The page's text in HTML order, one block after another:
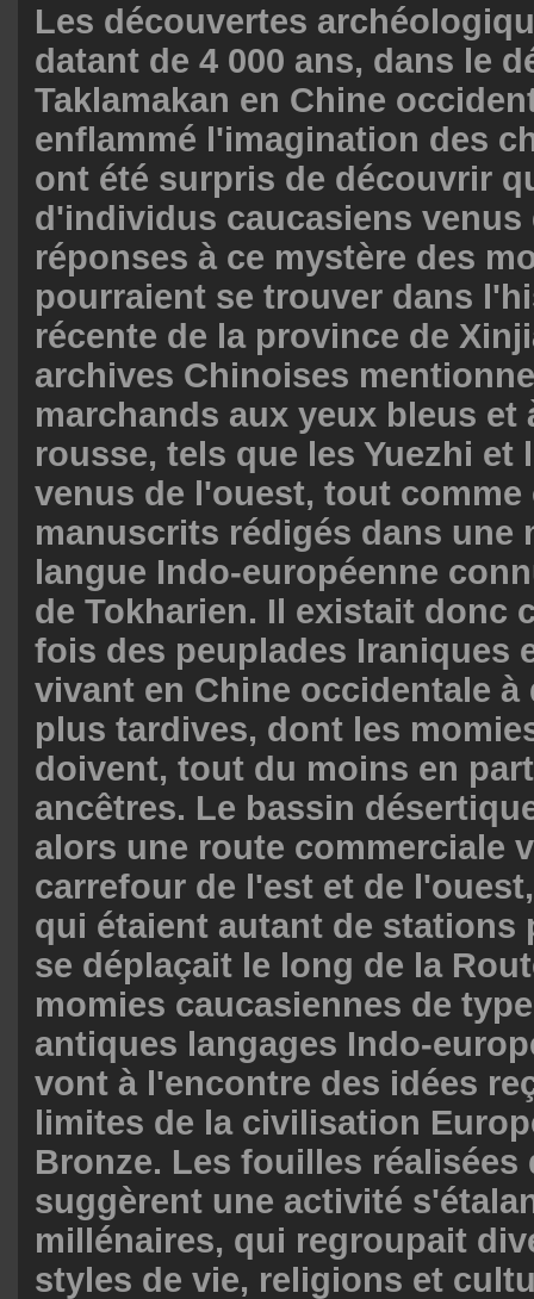
Les découvertes
datant de 4 000 ans, dans le
Taklamakan en Chine
enflammé l'imagination des
ont été surpris de découvrir
d'individus caucasiens venus
réponses à ce mystère des
pourraient se trouver dans
récente de la province de
archives Chinoises
marchands aux yeux bleus et
rousse, tels que les Yuezhi et
venus de l'ouest, tout comme
manuscrits rédigés dans une
langue Indo-européenne
de Tokharien. Il existait donc
fois des peuplades Iraniques
vivant en Chine occidentale à
plus tardives, dont les
doivent, tout du moins en
ancêtres. Le bassin
alors une route commerciale
carrefour de l'est et de
qui étaient autant de stations
se déplaçait le long de la
momies caucasiennes de
antiques langages Indo-
vont à l'encontre des idées
limites de la civilisation
Bronze. Les fouilles réalisées
suggèrent une activité
millénaires, qui regroupait
styles de vie, religions et